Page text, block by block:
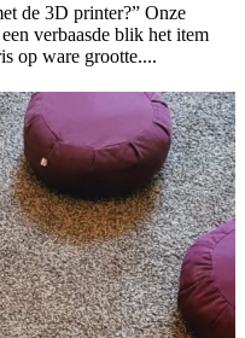
de 3D printer?” Onze
verbaasde blik het item
op ware grootte....